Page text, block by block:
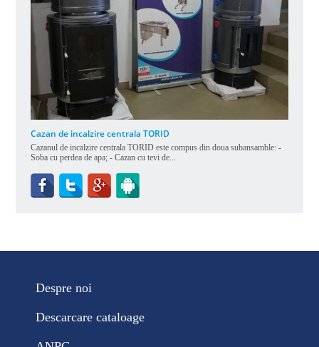
Cazan de incalzire centrala TORID
Cazanul de incalzire centrala TORID este compus din doua subansamble: -
Soba cu perdea de apa; - Cazan cu tevi de...
Despre noi
Descarcare cataloage